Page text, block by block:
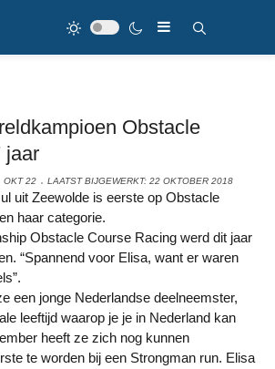
Obstacle
jaar
OKT 22 LAATST BIJGEWERKT: 22 OKTOBER 2018
haar categorie.
Obstacle Course Racing werd dit jaar
“Spannend voor Elisa, want er waren
een jonge Nederlandse deelneemster,
leeftijd waarop je je in Nederland kan
heeft ze zich nog kunnen
te worden bij een Strongman run. Elisa